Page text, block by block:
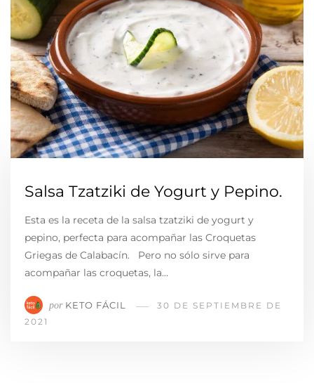
Salsa Tzatziki de Yogurt y Pepino.
Esta es la receta de la salsa tzatziki de yogurt y
pepino, perfecta para acompañar las Croquetas
Griegas de Calabacín. Pero no sólo sirve para
acompañar las croquetas, la…
por KETO FÁCIL
30 DE SEPTIEMBRE DE
2021